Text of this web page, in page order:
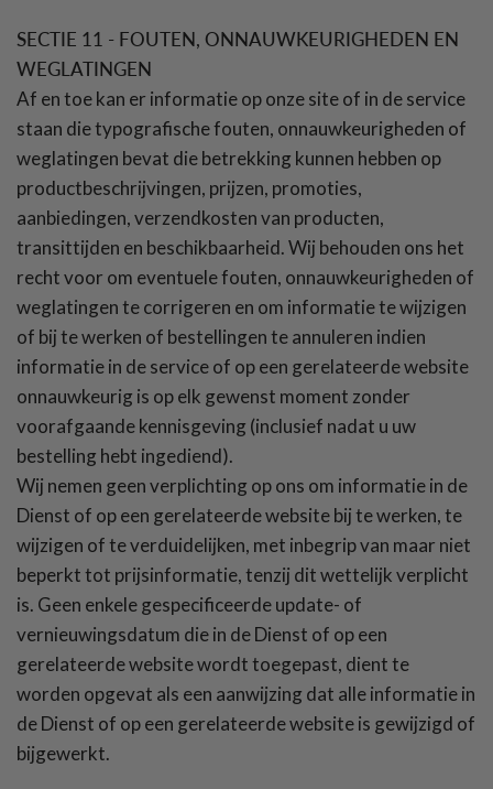
SECTIE 11 - FOUTEN, ONNAUWKEURIGHEDEN EN
WEGLATINGEN
Af en toe kan er informatie op onze site of in de service
staan die typografische fouten, onnauwkeurigheden of
weglatingen bevat die betrekking kunnen hebben op
productbeschrijvingen, prijzen, promoties,
aanbiedingen, verzendkosten van producten,
transittijden en beschikbaarheid. Wij behouden ons het
recht voor om eventuele fouten, onnauwkeurigheden of
weglatingen te corrigeren en om informatie te wijzigen
of bij te werken of bestellingen te annuleren indien
informatie in de service of op een gerelateerde website
onnauwkeurig is op elk gewenst moment zonder
voorafgaande kennisgeving (inclusief nadat u uw
bestelling hebt ingediend).
Wij nemen geen verplichting op ons om informatie in de
Dienst of op een gerelateerde website bij te werken, te
wijzigen of te verduidelijken, met inbegrip van maar niet
beperkt tot prijsinformatie, tenzij dit wettelijk verplicht
is. Geen enkele gespecificeerde update- of
vernieuwingsdatum die in de Dienst of op een
gerelateerde website wordt toegepast, dient te
worden opgevat als een aanwijzing dat alle informatie in
de Dienst of op een gerelateerde website is gewijzigd of
bijgewerkt.